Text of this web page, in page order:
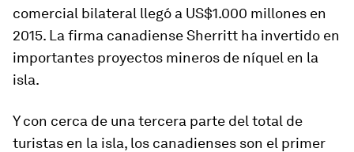
comercial bilateral llegó a US$1.000 millones en
2015. La firma canadiense Sherritt ha invertido en
importantes proyectos mineros de níquel en la
isla.
Y con cerca de una tercera parte del total de
turistas en la isla, los canadienses son el primer